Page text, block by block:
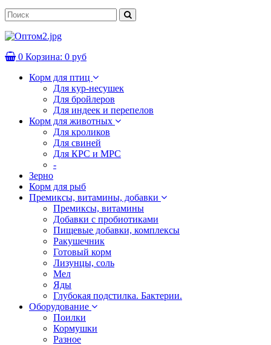
0 Корзина: 0 руб
Корм для птиц
Для кур-несушек
Для бройлеров
Для индеек и перепелов
Корм для животных
Для кроликов
Для свиней
Для КРС и МРС
-
Зерно
Корм для рыб
Премиксы, витамины, добавки
Премиксы, витамины
Добавки с пробиотиками
Пищевые добавки, комплексы
Ракушечник
Готовый корм
Лизунцы, соль
Мел
Яды
Глубокая подстилка. Бактерии.
Оборудование
Поилки
Кормушки
Разное